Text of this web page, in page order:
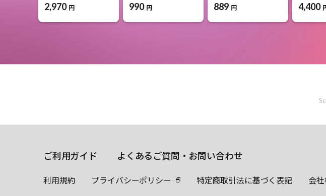
2,970 円 990 円 889 円 4,400
ご利用ガイド よくあるご質問・お問い合わせ
利用規約 プライバシーポリシー 特定商取引法に基づく表記 会